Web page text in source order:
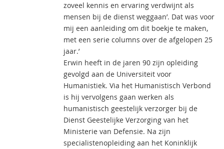
zoveel kennis en ervaring verdwijnt als
mensen bij de dienst weggaan’. Dat was voor
mij een aanleiding om dit boekje te maken,
met een serie columns over de afgelopen 25
jaar.’
Erwin heeft in de jaren 90 zijn opleiding
gevolgd aan de Universiteit voor
Humanistiek. Via het Humanistisch Verbond
is hij vervolgens gaan werken als
humanistisch geestelijk verzorger bij de
Dienst Geestelijke Verzorging van het
Ministerie van Defensie. Na zijn
specialistenopleiding aan het Koninklijk